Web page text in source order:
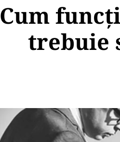
Cum
trebuie